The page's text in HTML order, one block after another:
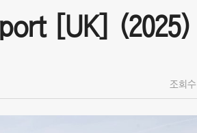
[UK] (2025)
조회수